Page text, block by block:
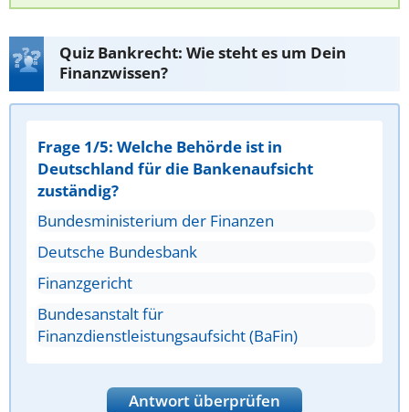
Quiz Bankrecht: Wie steht es um Dein
Finanzwissen?
Frage 1/5: Welche Behörde ist in
Deutschland für die Bankenaufsicht
zuständig?
Bundesministerium der Finanzen
Deutsche Bundesbank
Finanzgericht
Bundesanstalt für
Finanzdienstleistungsaufsicht (BaFin)
Antwort überprüfen